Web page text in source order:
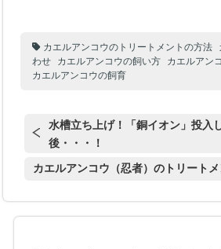
カエルアンコウのトリートメントの方法
わせ
カエルアンコウの飼い方
カエルアン
カエルアンコウの飼育
水槽立ち上げ！「銅イオン」投入
後・・・！
カエルアンコウ（忍者）のトリートメ